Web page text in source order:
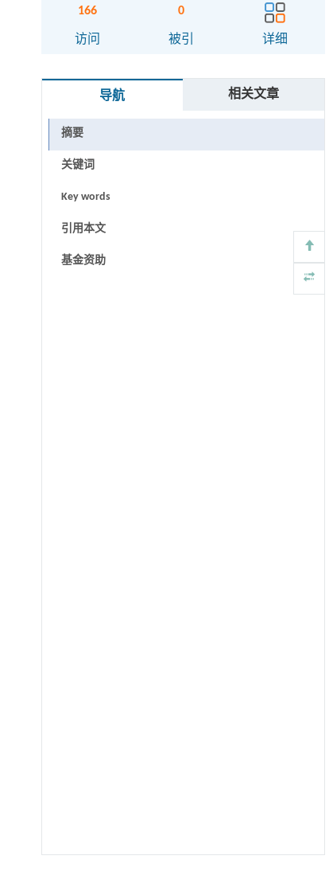
166
访问
0
被引 详细
导航 相关文章
摘要
关键词
Key words
引用本文
基金资助